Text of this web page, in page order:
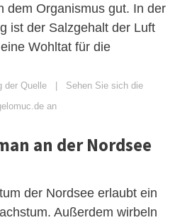
dem Organismus gut. In der
ist der Salzgehalt der Luft
Wohltat für die
der Quelle | Sehen Sie sich die
an
an der Nordsee
der Nordsee erlaubt ein
Außerdem wirbeln